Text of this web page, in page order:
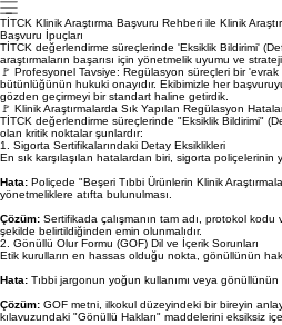
TİTCK Klinik Araştırma Başvuru Rehberi ile Klinik
Başvuru İpuçları
TİTCK değerlendirme süreçlerinde 'Eksiklik Bildirimi'
araştırmaların başarısı için yönetmelik uyumu ve
🚩 Profesyonel Tavsiye: Regülasyon süreçleri bir 'evrak
bütünlüğünün hukuki onayıdır. Ekibimizle her
gözden geçirmeyi bir standart haline getirdik.
🚩 Klinik Araştırmalarda Sık Yapılan Regülasyon Hataları
TİTCK değerlendirme süreçlerinde "Eksiklik Bildirimi"
1. Sigorta Sertifikalarındaki Detay Eksiklikleri
En sık karşılaşılan hatalardan biri, sigorta poliçelerinin
Hata:Poliçede "Beşeri Tıbbi Ürünlerin Klinik
yönetmeliklere atıfta bulunulması.
Çözüm:Sertifikada çalışmanın tam adı, protokol kodu
2. Gönüllü Olur Formu (GOF) Dil ve İçerik Sorunları
Hata:Tıbbi jargonun yoğun kullanımı veya gönüllünün